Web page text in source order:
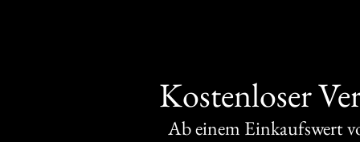
Kostenloser
Ab einem Einkaufswert